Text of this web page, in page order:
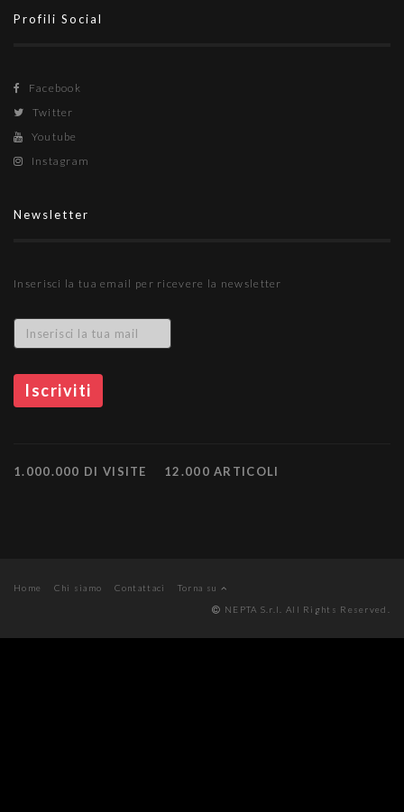
Profili Social
Facebook
Twitter
Youtube
Instagram
Newsletter
Inserisci la tua email per ricevere la newsletter
1.000.000 DI VISITE 12.000 ARTICOLI
Home Chi siamo Contattaci
Torna su
NEPTA S.r.l. All Rights Reserved.